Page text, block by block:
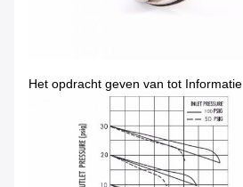
Het opdracht geven van tot Informatie